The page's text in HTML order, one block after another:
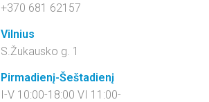
+370 681 62157
Vilnius
S.Žukausko g. 1
Pirmadienį-Šeštadienį
I-V 10:00-18:00 VI 11:00-